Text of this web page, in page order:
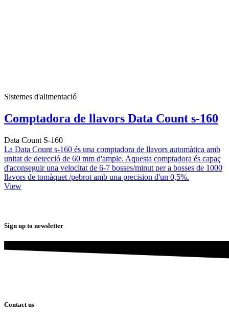
Sistemes d'alimentació
Comptadora de llavors Data Count s-160
Data Count S-160
La Data Count s-160 és una comptadora de llavors automàtica amb
unitat de detecció de 60 mm d'ample. Aquesta comptadora és capaç
d'aconseguir una velocitat de 6-7 bosses/minut per a bosses de 1000
llavors de tomàquet /pebrot amb una precision d'un 0,5%.
View
Sign up to newsletter
Contact us